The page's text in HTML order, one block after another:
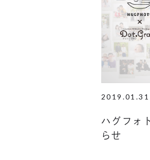
2019.01.31
ハグフォ
らせ